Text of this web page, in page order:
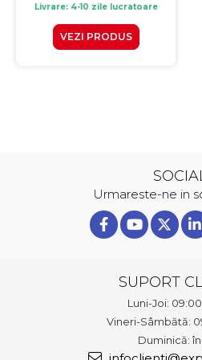
Livrare: 4-10 zile lucratoare
VEZI PRODUS
Urmareste-ne in
SUPORT
Luni-Joi:
Vineri-Sâmbătă:
Duminică: